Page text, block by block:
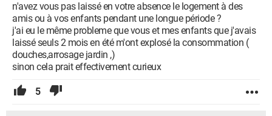
n'avez vous pas laissé en votre absence le logement à des
amis ou à vos enfants pendant une longue période ?
j'ai eu le même probleme que vous et mes enfants que j'avais
laissé seuls 2 mois en été m'ont explosé la consommation (
douches,arrosage jardin ,)
sinon cela prait effectivement curieux
5